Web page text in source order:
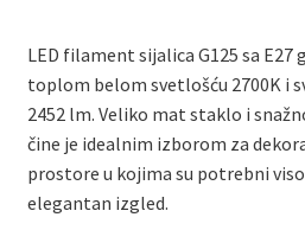
LED filament sijalica G125 sa E27
toplom belom svetlošću 2700K i
2452 lm. Veliko mat staklo i
čine je idealnim izborom za
prostore u kojima su potrebni
elegantan izgled.